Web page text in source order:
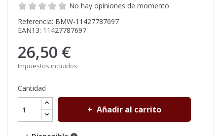
No hay opiniones de momento
Referencia: BMW-11427787697
EAN13: 11427787697
26,50 €
Impuestos incluidos
Cantidad
Añadir al carrito